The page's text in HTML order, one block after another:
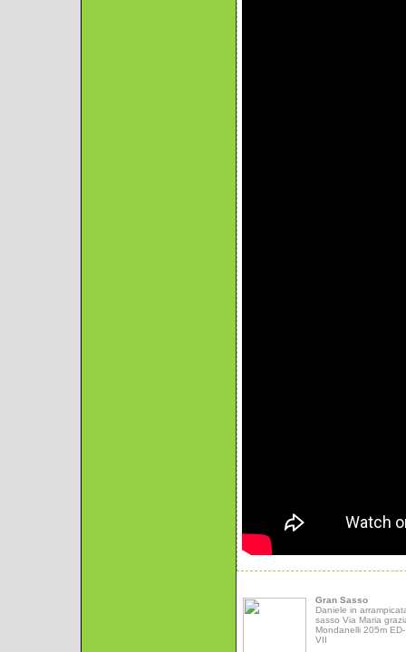
Gran Sasso
Daniele in
sasso Via Maria
Mondanelli 205m
VII